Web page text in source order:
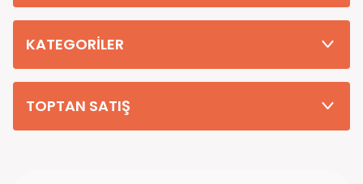
teslim edilmektedir. (kırsal köy kasaba gibi yerlere bu süre 7 güne
KATEGORİLER
TOPTAN SATIŞ